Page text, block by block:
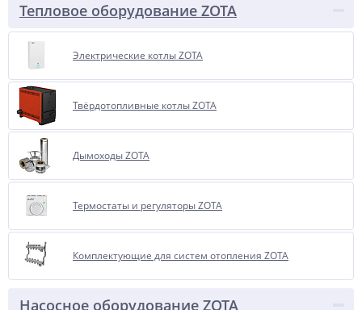
Тепловое оборудование ZOTA
Электрические котлы ZOTA
Твёрдотопливные котлы ZOTA
Дымоходы ZOTA
Термостаты и регуляторы ZOTA
Комплектующие для систем отопления ZOTA
Насосное оборудование ZOTA